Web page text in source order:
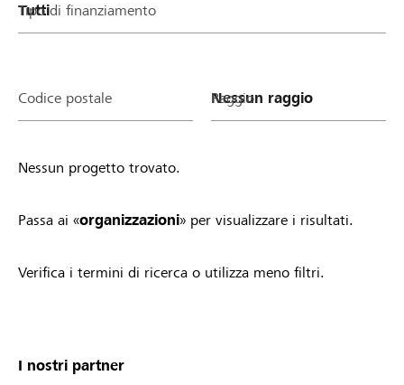
Tipo di finanziamento
Codice postale Raggio
Nessun progetto trovato.
Passa ai «organizzazioni» per visualizzare i risultati.
Verifica i termini di ricerca o utilizza meno filtri.
I nostri partner